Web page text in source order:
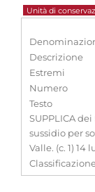
Unità di
Descrizione
Estremi
Numero
Testo
SUPPLICA
sussidio per
Valle. (c. 1) 14